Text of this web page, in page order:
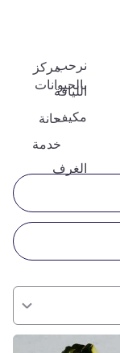
نرحب
بالحيوانات
مركز
اللياقة
مكيفحانة
خدمة
الغرف